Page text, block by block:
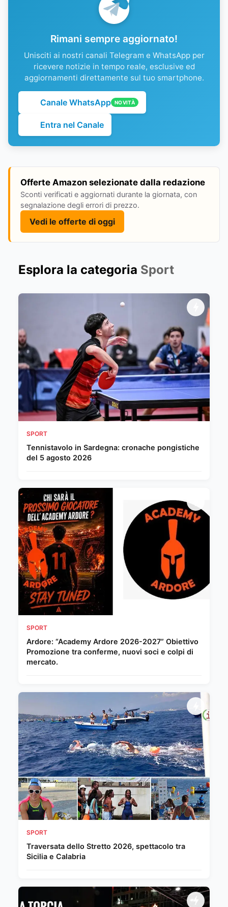
Rimani sempre aggiornato!
Unisciti ai nostri canali Telegram e WhatsApp per
ricevere notizie in tempo reale, esclusive ed
aggiornamenti direttamente sul tuo smartphone.
Canale WhatsApp NOVITÀ
Entra nel Canale
Offerte Amazon selezionate dalla redazione
Sconti verificati e aggiornati durante la giornata, con
segnalazione degli errori di prezzo.
Vedi le offerte di oggi
Esplora la categoria Sport
SPORT
Tennistavolo in Sardegna: cronache pongistiche
del 5 agosto 2026
SPORT
Ardore: “Academy Ardore 2026-2027” Obiettivo
Promozione tra conferme, nuovi soci e colpi di
mercato.
SPORT
Traversata dello Stretto 2026, spettacolo tra
Sicilia e Calabria